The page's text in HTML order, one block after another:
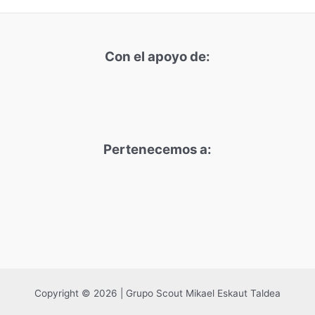
Con el apoyo de:
Pertenecemos a:
Copyright © 2026 | Grupo Scout Mikael Eskaut Taldea